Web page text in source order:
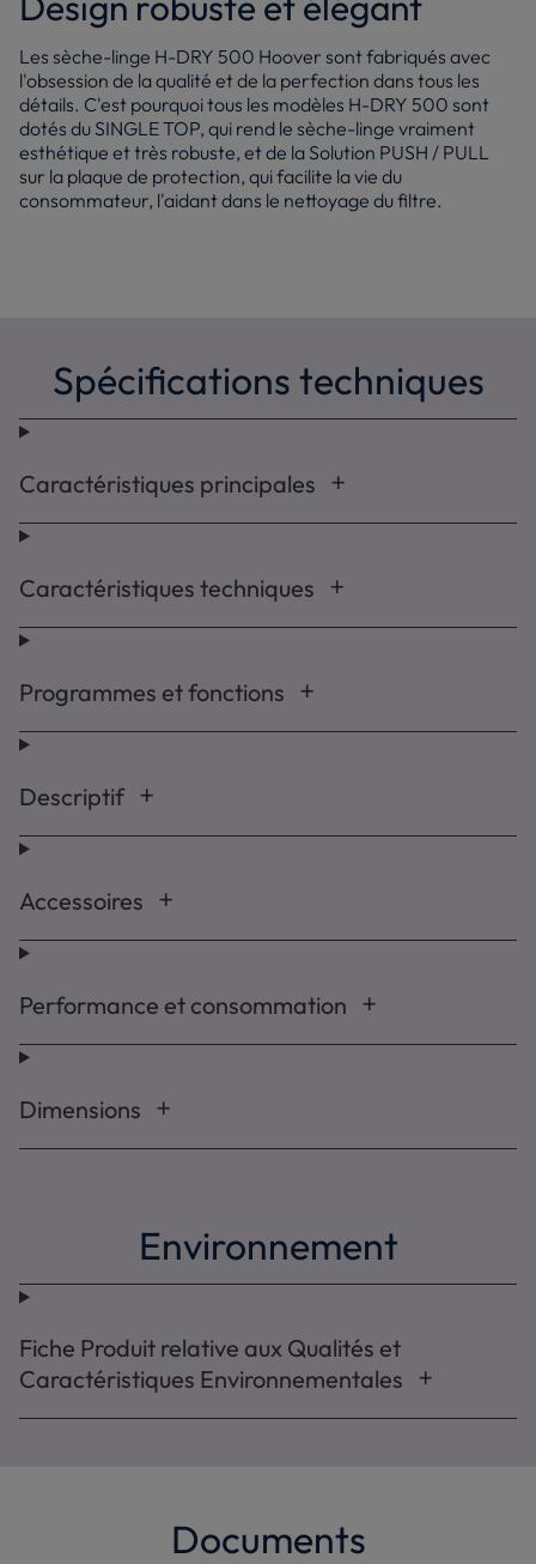
Les sèche-linge H-DRY 500 Hoover sont fabriqués avec
l'obsession de la qualité et de la perfection dans tous les
détails. C'est pourquoi tous les modèles H-DRY 500 sont
dotés du SINGLE TOP, qui rend le sèche-linge vraiment
esthétique et très robuste, et de la Solution PUSH / PULL
sur la plaque de protection, qui facilite la vie du
consommateur, l'aidant dans le nettoyage du filtre.
Spécifications techniques
Caractéristiques principales
Caractéristiques techniques
Programmes et fonctions
Descriptif
Accessoires
Performance et consommation
Dimensions
Environnement
Fiche Produit relative aux Qualités et
Caractéristiques Environnementales
Documents